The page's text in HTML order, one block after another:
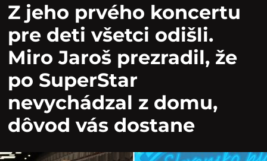
Z jeho prvého koncertu
pre deti všetci odišli.
Miro Jaroš prezradil, že
po SuperStar
nevychádzal z domu,
dôvod vás dostane